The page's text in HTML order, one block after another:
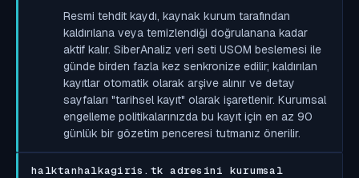
Resmi tehdit kaydı, kaynak kurum tarafından
kaldırılana veya temizlendiği doğrulanana kadar
aktif kalır. SiberAnaliz veri seti USOM beslemesi ile
günde birden fazla kez senkronize edilir; kaldırılan
kayıtlar otomatik olarak arşive alınır ve detay
sayfaları "tarihsel kayıt" olarak işaretlenir. Kurumsal
engelleme politikalarınızda bu kayıt için en az 90
günlük bir gözetim penceresi tutmanız önerilir.
halktanhalkagiris.tk adresini kurumsal